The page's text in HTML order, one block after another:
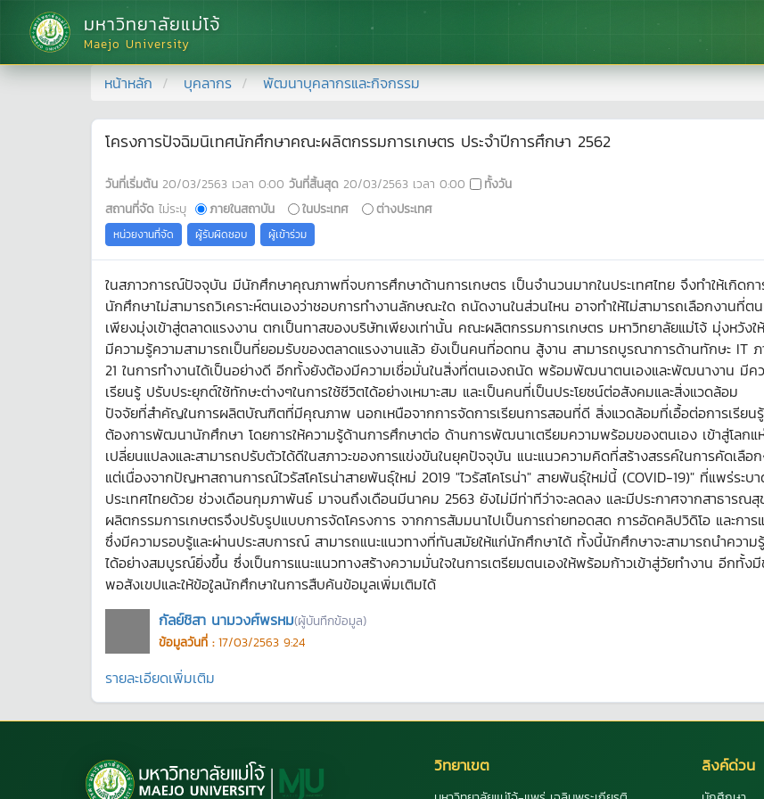
มหาวิทยาลัยแม่โจ้
Maejo University
หน้าหลัก บุคลากร พัฒนาบุคลากรและกิจกรรม
โครงการปัจฉิมนิเทศนักศึกษาคณะผลิตกรรมการเกษตร ประจำปีการศึกษา 2562
วันที่เริ่มต้น 20/03/2563 เวลา 0:00 วันที่สิ้นสุด 20/03/2563 เวลา 0:00
ทั้งวัน
สถานที่จัด ไม่ระบุ ภายในสถาบัน ในประเทศ ต่างประเทศ
หน่วยงานที่จัด ผู้รับผิดชอบ ผู้เข้าร่วม
ในสภาวการณ์ปัจจุบัน มีนักศึกษาคุณภาพที่จบการศึกษาด้านการเกษตร เป็นจำนวนมากในประเทศไทย จึงทำให้เกิดก
นักศึกษาไม่สามารถวิเคราะห์ตนเองว่าชอบการทำงานลักษณะใด ถนัดงานในส่วนไหน อาจทำให้ไม่สามารถเลือกงานที่
เพียงมุ่งเข้าสู่ตลาดแรงงาน ตกเป็นทาสของบริษัทเพียงเท่านั้น คณะผลิตกรรมการเกษตร มหาวิทยาลัยแม่โจ้ มุ่งหวั
มีความรู้ความสามารถเป็นที่ยอมรับของตลาดแรงงานแล้ว ยังเป็นคนที่อดทน สู้งาน สามารถบูรณาการด้านทักษะ IT
21 ในการทำงานได้เป็นอย่างดี อีกทั้งยังต้องมีความเชื่อมั่นในสิ่งที่ตนเองถนัด พร้อมพัฒนาตนเองและพัฒนางาน มี
เรียนรู้ ปรับประยุกต์ใช้ทักษะต่างๆในการใช้ชีวิตได้อย่างเหมาะสม และเป็นคนที่เป็นประโยชน์ต่อสังคมและสิ่งแวดล้อม
ปัจจัยที่สำคัญในการผลิตบัณฑิตที่มีคุณภาพ นอกเหนือจากการจัดการเรียนการสอนที่ดี สิ่งแวดล้อมที่เอื้อต่อการเรีย
ต้องการพัฒนานักศึกษา โดยการให้ความรู้ด้านการศึกษาต่อ ด้านการพัฒนาเตรียมความพร้อมของตนเอง เข้าสู่โลกแ
เปลี่ยนแปลงและสามารถปรับตัวได้ดีในสภาวะของการแข่งขันในยุคปัจจุบัน แนะแนวความคิดที่สร้างสรรค์ในการคัดเลือ
แต่เนื่องจากปัญหาสถานการณ์ไวรัสโคโรน่าสายพันธุ์ใหม่ 2019 "ไวรัสโคโรน่า" สายพันธุ์ใหม่นี้ (COVID-19)" ที่แพร่ระบ
ประเทศไทยด้วย ช่วงเดือนกุมภาพันธ์ มาจนถึงเดือนมีนาคม 2563 ยังไม่มีท่าทีว่าจะลดลง และมีประกาศจากสาธาร
ผลิตกรรมการเกษตรจึงปรับรูปแบบการจัดโครงการ จากการสัมมนาไปเป็นการถ่ายทอดสด การอัดคลิปวิดิโอ และกา
ซึ่งมีความรอบรู้และผ่านประสบการณ์ สามารถแนะแนวทางที่ทันสมัยให้แก่นักศึกษาได้ ทั้งนี้นักศึกษาจะสามารถนำความ
ได้อย่างสมบูรณ์ยิ่งขึ้น ซึ่งเป็นการแนะแนวทางสร้างความมั่นใจในการเตรียมตนเองให้พร้อมก้าวเข้าสู่วัยทำงาน อีกทั้
พอสังเขปและให้ข้อใูลนักศึกษาในการสืบค้นข้อมูลเพิ่มเติมได้
กัลย์ชิสา นามวงศ์พรหม(ผู้บันทึกข้อมูล)
ข้อมูลวันที่ : 17/03/2563 9:24
รายละเอียดเพิ่มเติม
วิทยาเขต ลิงค์ด่วน